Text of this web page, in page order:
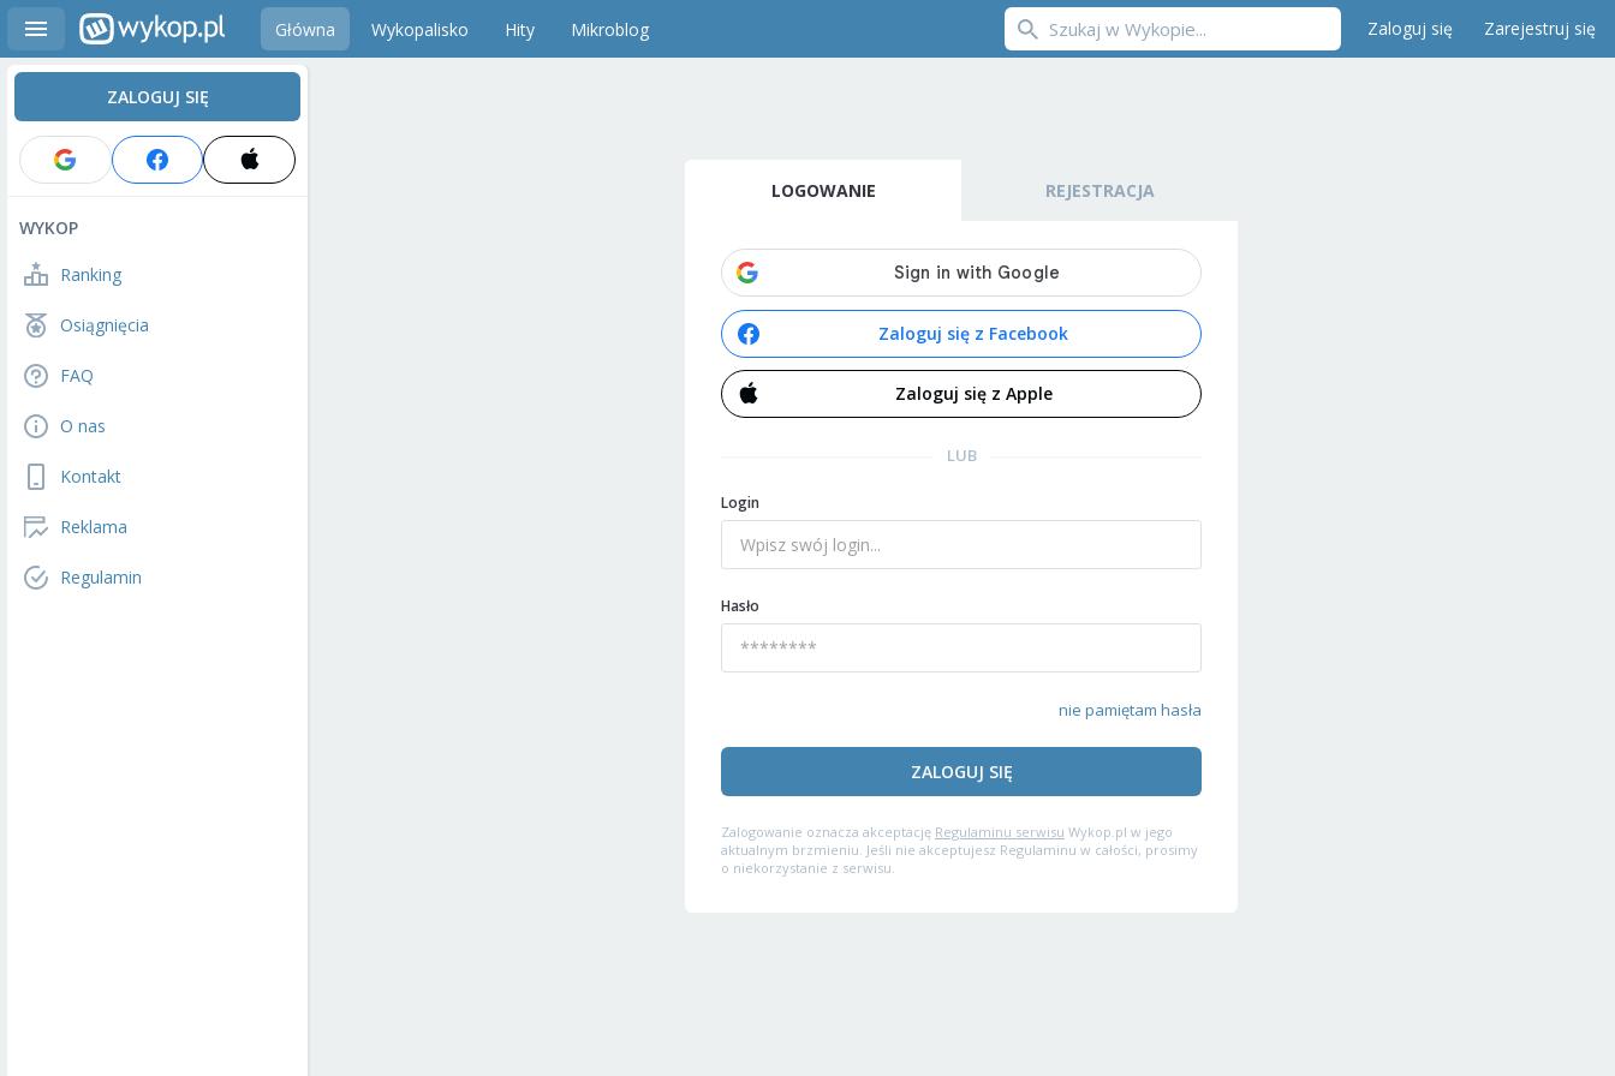
Główna Wykopalisko Hity Mikroblog Zaloguj się Zarejestruj się
ZALOGUJ SIĘ
WYKOP
Ranking
Osiągnięcia
FAQ
O nas
Kontakt
Reklama
Regulamin
LOGOWANIE REJESTRACJA
Zaloguj się z Facebook
Zaloguj się z Apple
LUB
Login
Hasło
nie pamiętam hasła
ZALOGUJ SIĘ
Zalogowanie oznacza akceptację Regulaminu serwisu Wykop.pl w jego
aktualnym brzmieniu. Jeśli nie akceptujesz Regulaminu w całości, prosimy
o niekorzystanie z serwisu.